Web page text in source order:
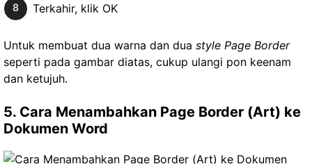
Terkahir, klik OK
Untuk membuat dua warna dan dua style Page Border
seperti pada gambar diatas, cukup ulangi pon keenam
dan ketujuh.
5. Cara Menambahkan Page Border (Art) ke
Dokumen Word